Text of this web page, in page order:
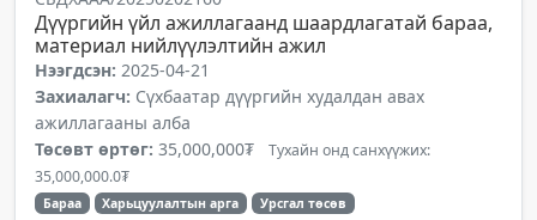
Дүүргийн үйл ажиллагаанд шаардлагатай бараа,
материал нийлүүлэлтийн ажил
Нээгдсэн: 2025-04-21
Захиалагч: Сүхбаатар дүүргийн худалдан авах
ажиллагааны алба
Төсөвт өртөг: 35,000,000₮ Тухайн онд санхүүжих:
35,000,000.0₮
Бараа Харьцуулалтын арга Урсгал төсөв